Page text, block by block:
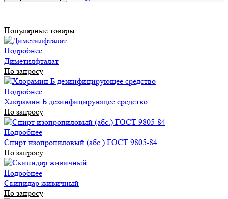
Популярные товары
Подробнее
Диметилфталат
По запросу
Подробнее
Хлорамин Б дезинфицирующее средство
По запросу
Подробнее
Спирт изопропиловый (абс.) ГОСТ 9805-84
По запросу
Подробнее
Скипидар живичный
По запросу